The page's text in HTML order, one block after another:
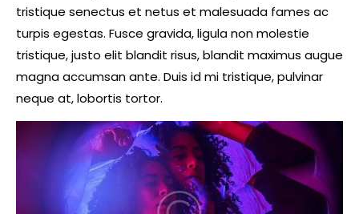
tristique senectus et netus et malesuada fames ac
turpis egestas. Fusce gravida, ligula non molestie
tristique, justo elit blandit risus, blandit maximus augue
magna accumsan ante. Duis id mi tristique, pulvinar
neque at, lobortis tortor.